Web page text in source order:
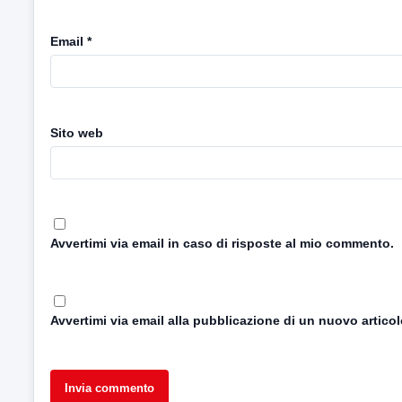
Email *
Sito web
Avvertimi via email in caso di risposte al mio commento.
Avvertimi via email alla pubblicazione di un nuovo